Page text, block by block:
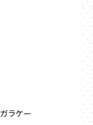
ガラケー